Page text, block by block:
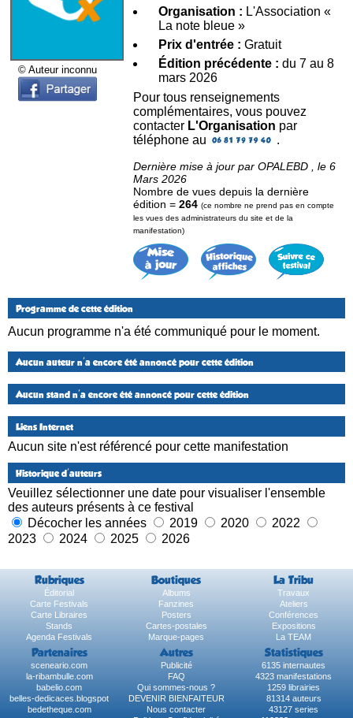
© Auteur inconnu
Organisation : L'Association «
La note bleue »
Prix d'entrée : Gratuit
Édition précédente : du 7 au 8
mars 2026
Pour tous renseignements
complémentaires, vous pouvez
contacter L'Organisation par
téléphone au
.
Dernière mise à jour par OPALEBD , le 6
Mars 2026
Nombre de vues depuis la dernière
édition = 264 (ce nombre ne prend pas en compte
les vues des administrateurs du site et de la
manifestation)
Programme de cette édition
Aucun programme n'a été communiqué pour le moment.
Aucun auteur n'a encore été annoncé pour cette édition
Aucun stand n'a encore été annoncé pour cette édition
Liens Internet
Aucun site n'est référencé pour cette manifestation
Historique d'auteurs
Veuillez sélectionner une date pour visualiser l'ensemble
des auteurs présents à ce festival
Décocher les années
2019 2020
2022
2023
2024 2025 2026
Rubriques Boutiques La Tribu
Éditorial Albums
Travaux
Carte Festivals
Fanzines
Ateliers
Carte Libraires
Posters
Conférences
Stands
Cartes-postales
Expositions
Agenda Festivals
Marque-pages La TEAM
Partenaires Autres Statistiques
sceneario.com Publicité
6135 internautes
la-ribambulle.com
FAQ
4323 manifestations
babelio.com
Qui sommes-nous ?
1259 librairies
belles-dedicaces.blogspot
DEVENIR BIENFAITEUR
81314 auteurs
bedetheque.com
Nous contacter
43127 series